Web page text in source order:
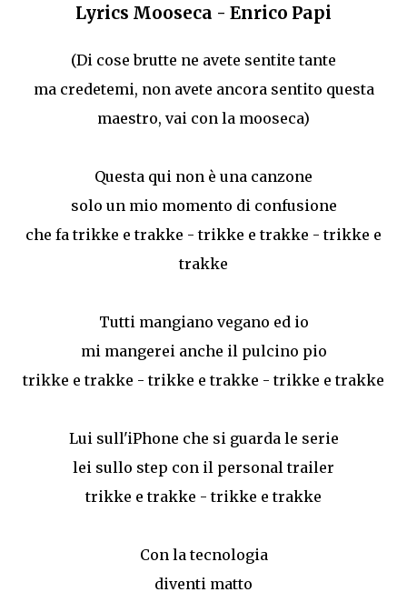
Lyrics Mooseca - Enrico Papi
(Di cose brutte ne avete sentite tante
ma credetemi, non avete ancora sentito questa
maestro, vai con la mooseca)
Questa qui non è una canzone
solo un mio momento di confusione
che fa trikke e trakke - trikke e trakke - trikke e
trakke
Tutti mangiano vegano ed io
mi mangerei anche il pulcino pio
trikke e trakke - trikke e trakke - trikke e trakke
Lui sull'iPhone che si guarda le serie
lei sullo step con il personal trailer
trikke e trakke - trikke e trakke
Con la tecnologia
diventi matto